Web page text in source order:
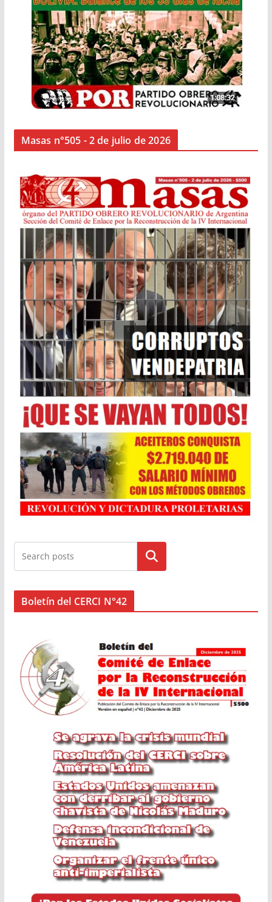
Masas n°505 - 2 de julio de 2026
Buscar
Boletín del CERCI N°42